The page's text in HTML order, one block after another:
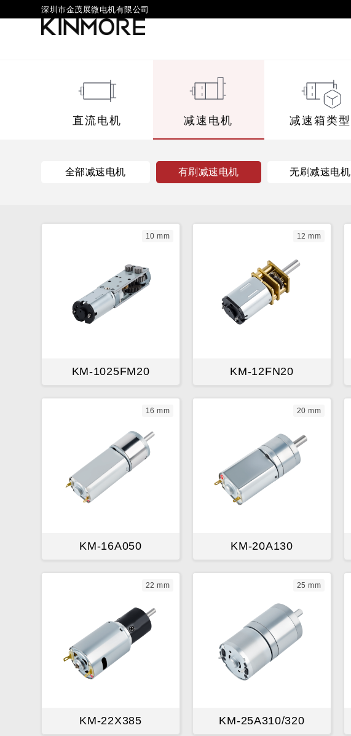
深圳市金茂展微电机有限公司
直流电机 减速电机 减速箱类型
全部减速电机 有刷减速电机 无刷减速电机
10 mm
KM-1025FM20
12 mm
KM-12FN20
16 mm
KM-16A050
20 mm
KM-20A130
22 mm
KM-22X385
25 mm
KM-25A310/320